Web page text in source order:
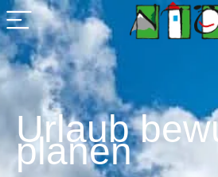
Urlaub
planen